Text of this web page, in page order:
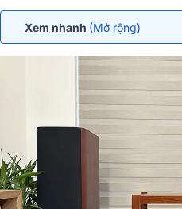
Xem nhanh (Mở rộng)